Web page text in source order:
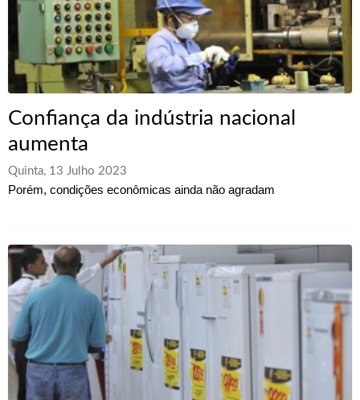
Confiança da indústria nacional
aumenta
Quinta, 13 Julho 2023
Porém, condições econômicas ainda não agradam